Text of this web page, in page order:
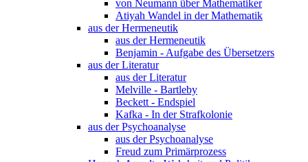
von Neumann über Mathematiker
Atiyah Wandel in der Mathematik
aus der Hermeneutik
aus der Hermeneutik
Benjamin - Aufgabe des Übersetzers
aus der Literatur
aus der Literatur
Melville - Bartleby
Beckett - Endspiel
Kafka - In der Strafkolonie
aus der Psychoanalyse
aus der Psychoanalyse
Freud zum Primärprozess